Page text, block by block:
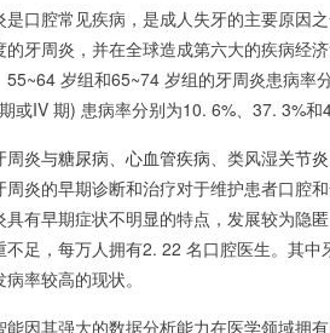
是口腔常见疾病，是成人失牙的主要原因
的牙周炎，并在全球造成第六大的疾病经
55~64 岁组和65~74 岁组的牙周炎患病率
或IV 期) 患病率分别为10. 6%、37. 3%和
周炎与糖尿病、 心血管疾病、类风湿关节炎
周炎的早期诊断和治疗对于维护患者口腔
具有早期症状不明显的特点，发展较为隐
不足，每万人拥有2. 22 名口腔医生。其
病率较高的现状。
能因其强大的数据分析能力在医学领域拥